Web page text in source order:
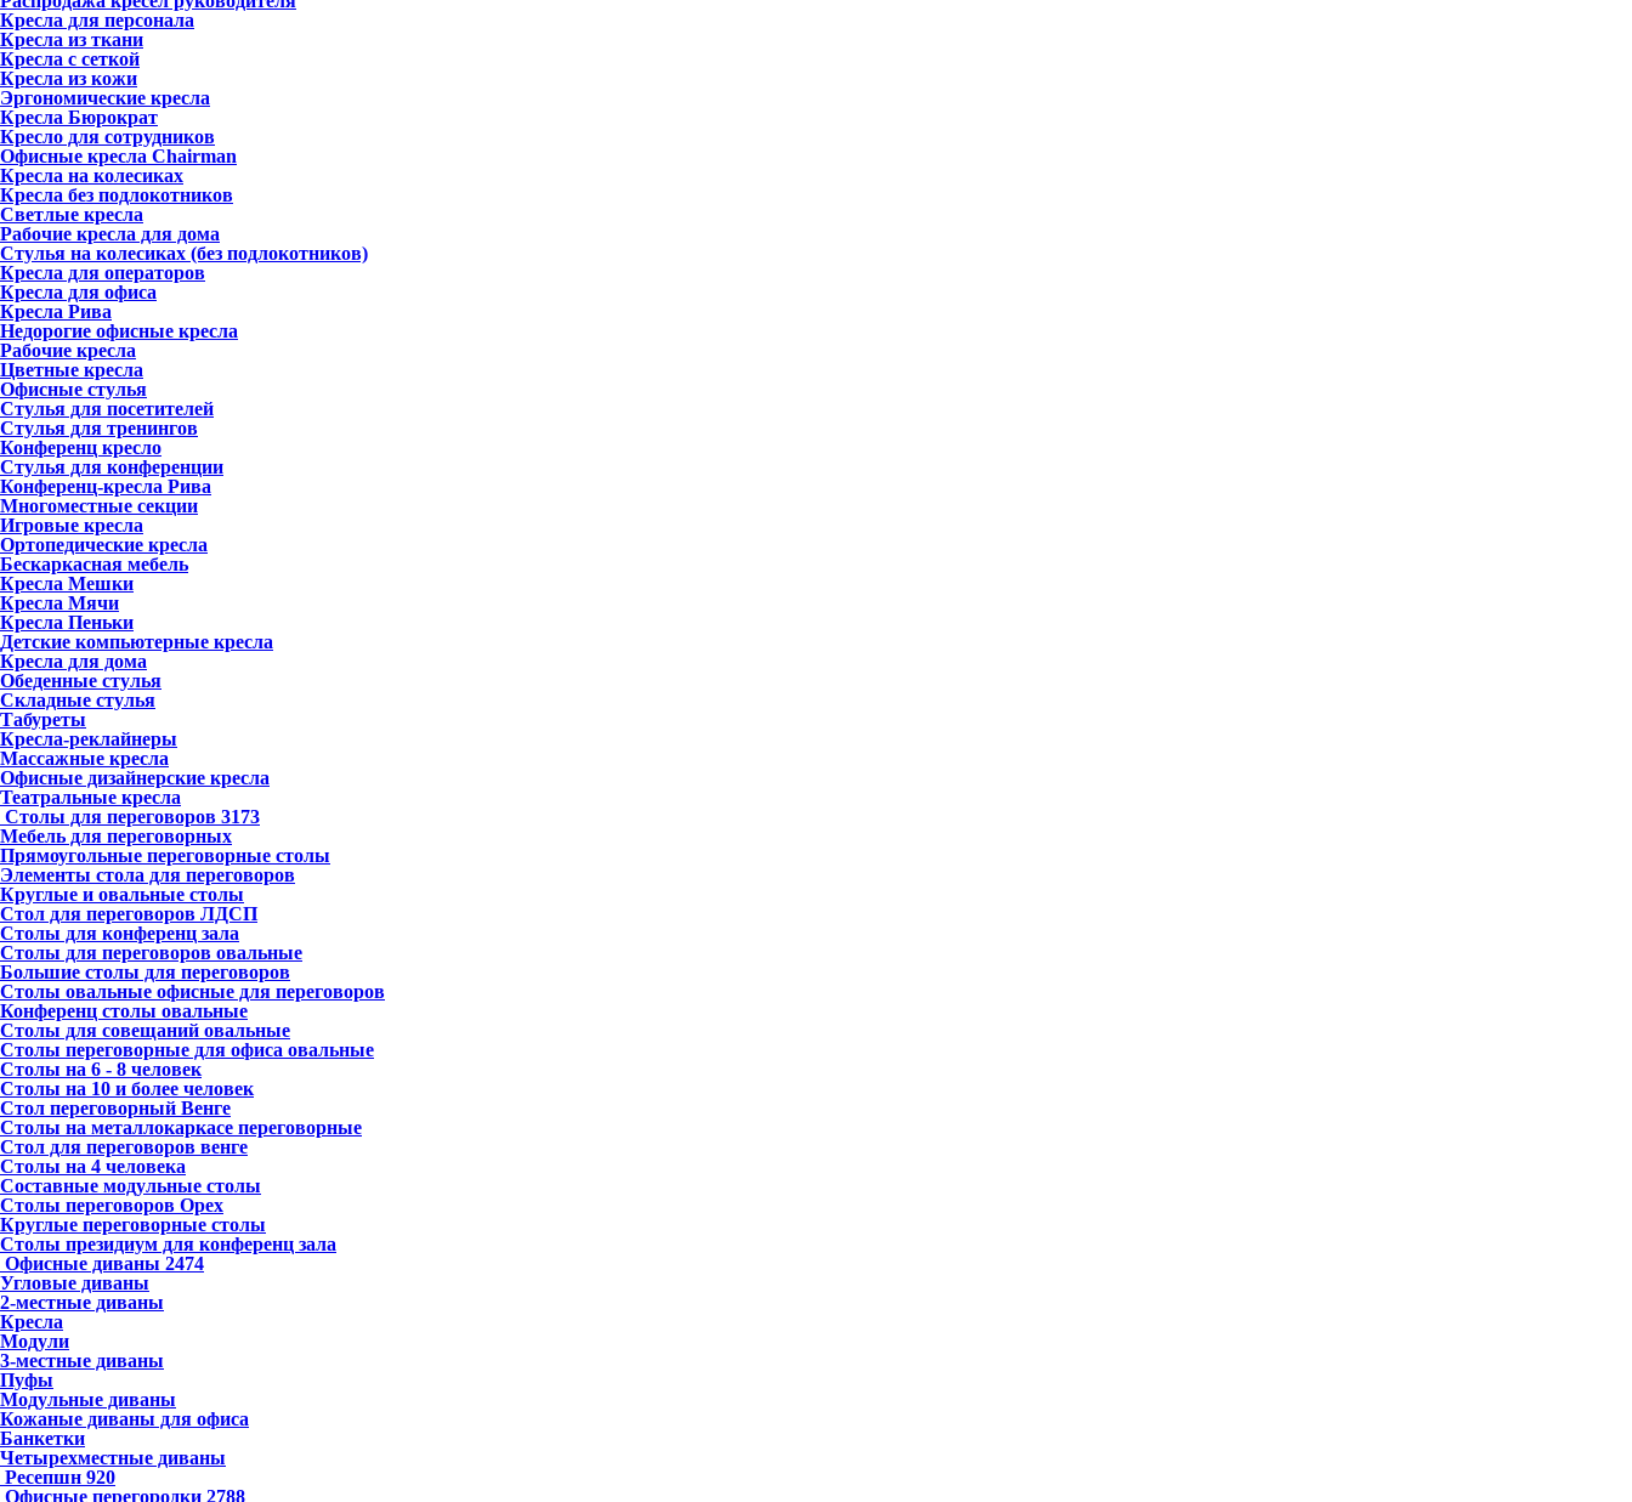
Кресла для персонала
Кресла из ткани
Кресла с сеткой
Кресла из кожи
Эргономические кресла
Кресла Бюрократ
Кресло для сотрудников
Офисные кресла Chairman
Кресла на колесиках
Кресла без подлокотников
Светлые кресла
Рабочие кресла для дома
Стулья на колесиках (без подлокотников)
Кресла для операторов
Кресла для офиса
Кресла Рива
Недорогие офисные кресла
Рабочие кресла
Цветные кресла
Офисные стулья
Стулья для посетителей
Стулья для тренингов
Конференц кресло
Стулья для конференции
Конференц-кресла Рива
Многоместные секции
Игровые кресла
Ортопедические кресла
Бескаркасная мебель
Кресла Мешки
Кресла Мячи
Кресла Пеньки
Детские компьютерные кресла
Кресла для дома
Обеденные стулья
Складные стулья
Табуреты
Кресла-реклайнеры
Массажные кресла
Офисные дизайнерские кресла
Театральные кресла
Столы для переговоров 3173
Мебель для переговорных
Прямоугольные переговорные столы
Элементы стола для переговоров
Круглые и овальные столы
Стол для переговоров ЛДСП
Столы для конференц зала
Столы для переговоров овальные
Большие столы для переговоров
Столы овальные офисные для переговоров
Конференц столы овальные
Столы для совещаний овальные
Столы переговорные для офиса овальные
Столы на 6 - 8 человек
Столы на 10 и более человек
Стол переговорный Венге
Столы на металлокаркасе переговорные
Стол для переговоров венге
Столы на 4 человека
Составные модульные столы
Столы переговоров Орех
Круглые переговорные столы
Столы президиум для конференц зала
Офисные диваны 2474
Угловые диваны
2-местные диваны
Кресла
Модули
3-местные диваны
Пуфы
Модульные диваны
Кожаные диваны для офиса
Банкетки
Четырехместные диваны
Ресепшн 920
Офисные перегородки 2788